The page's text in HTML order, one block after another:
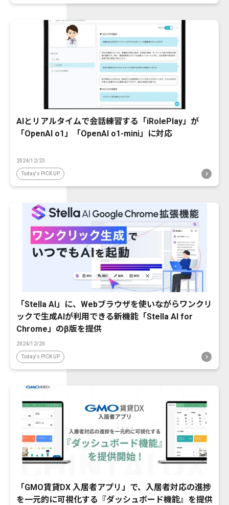
AIとリアルタイムで会話練習する「iRolePlay」が
「OpenAI o1」「OpenAI o1-mini」に対応
2024/12/23
Today's PICK UP
「Stella AI」に、Webブラウザを使いながらワンクリ
ックで生成AIが利用できる新機能「Stella AI for
Chrome」のβ版を提供
2024/12/20
Today's PICK UP
「GMO賃貸DX 入居者アプリ」で、入居者対応の進捗
を一元的に可視化する『ダッシュボード機能』を提供